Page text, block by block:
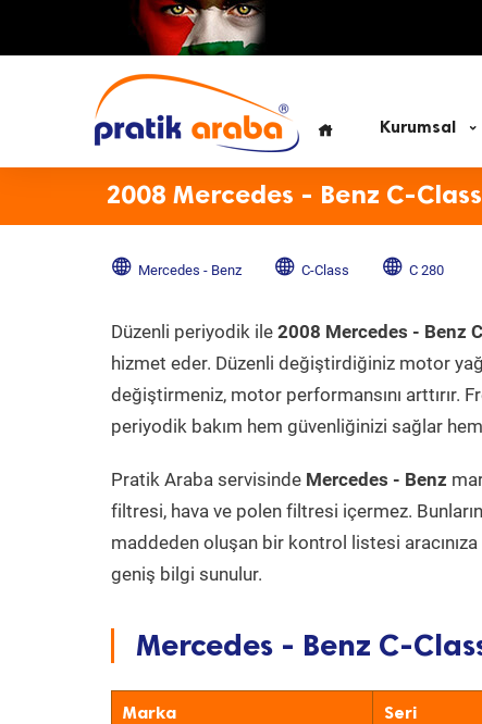
Kurumsal
2008 Mercedes - Benz C-
Mercedes - Benz C-Class C 280
Düzenli periyodik ile 2008 Mercedes - Benz
hizmet eder. Düzenli değiştirdiğiniz motor
değiştirmeniz, motor performansını arttırır.
periyodik bakım hem güvenliğinizi sağlar
Pratik Araba servisinde Mercedes - Benz
filtresi, hava ve polen filtresi içermez. Bunların
maddeden oluşan bir kontrol listesi aracınıza
geniş bilgi sunulur.
Mercedes - Benz C-
Marka Seri